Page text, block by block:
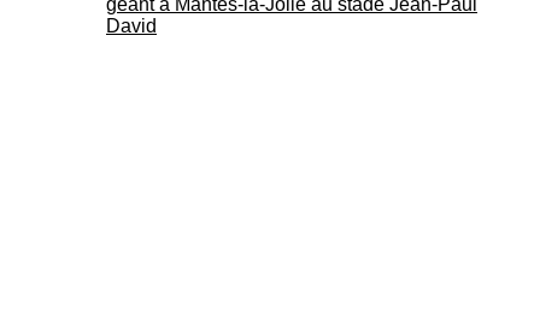
géant à Mantes-la-Jolie au stade Jean-Paul
David